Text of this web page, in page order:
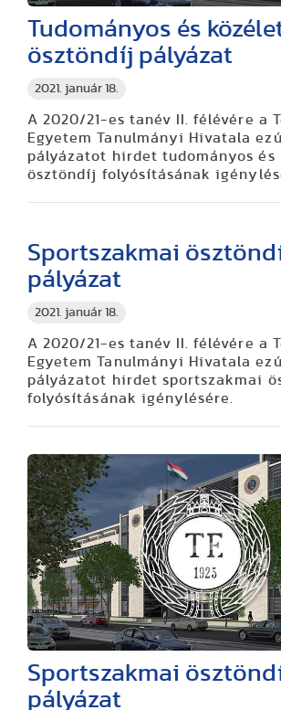
2021. január 18.
Tudományos és
ösztöndíj pályázat
A 2020/21-es tanév II. félévére a
Egyetem Tanulmányi Hivatala
pályázatot hirdet tudományos és
ösztöndíj folyósításának
2021. január 18.
Sportszakmai
pályázat
A 2020/21-es tanév II. félévére a
Egyetem Tanulmányi Hivatala
pályázatot hirdet sportszakmai
folyósításának igénylésére.
Sportszakmai
pályázat